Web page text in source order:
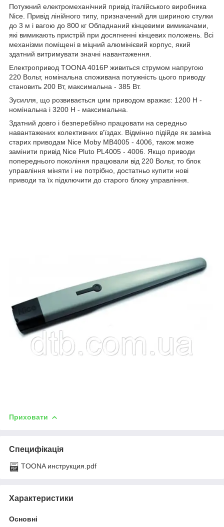
Потужний електромеханічний привід італійського виробника
Nice. Привід лінійного типу, призначений для шириною стулки
до 3 м і вагою до 800 кг Обладнаний кінцевими вимикачами,
які вимикають пристрій при досягненні кінцевих положень. Всі
механізми поміщені в міцний алюмінієвий корпус, який
здатний витримувати значні навантаження.
Електропривод TOONA 4016P живиться струмом напругою
220 Вольт, номінальна споживана потужність цього приводу
становить 200 Вт, максимальна - 385 Вт.
Зусилля, що розвивається цим приводом вражає: 1200 Н -
номінальна і 3200 Н - максимальна.
Здатний довго і безперебійно працювати на середньо
навантажених колективних в'їздах. Відмінно підійде як заміна
старих приводам Nice Moby MB4005 - 4006, також може
замінити привід Nice Pluto PL4005 - 4006. Якщо приводи
попереднього покоління працювали від 220 Вольт, то блок
управління міняти і не потрібно, достатньо купити нові
приводи та їх підключити до старого блоку управління.
Приховати
Специфікація
TOONA инструкция.pdf
Характеристики
Основні